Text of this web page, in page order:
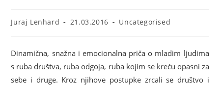
Juraj Lenhard 21.03.2016 Uncategorised
Dinamična, snažna i emocionalna priča o mladim ljudima
s ruba društva, ruba odgoja, ruba kojim se kreću opasni za
sebe i druge. Kroz njihove postupke zrcali se društvo i